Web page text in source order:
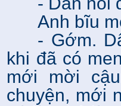
Anh bĩu
- Gớm.
khi đã có
mới mời
chuyện, mới